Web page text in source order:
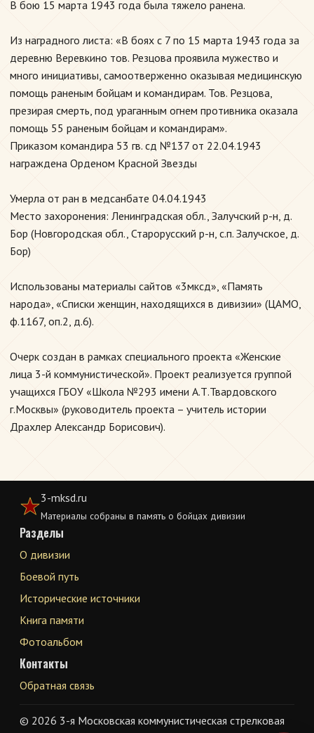
В бою 15 марта 1943 года была тяжело ранена.
Из наградного листа: «В боях с 7 по 15 марта 1943 года за
деревню Веревкино тов. Резцова проявила мужество и
много инициативы, самоотверженно оказывая медицинскую
помощь раненым бойцам и командирам. Тов. Резцова,
презирая смерть, под ураганным огнем противника оказала
помощь 55 раненым бойцам и командирам».
Приказом командира 53 гв. сд №137 от 22.04.1943
награждена Орденом Красной Звезды
Умерла от ран в медсанбате 04.04.1943
Место захоронения: Ленинградская обл., Залучский р-н, д.
Бор (Новгородская обл., Старорусский р-н, с.п. Залучское, д.
Бор)
Использованы материалы сайтов «3мксд», «Память
народа», «Списки женщин, находящихся в дивизии» (ЦАМО,
ф.1167, оп.2, д.6).
Очерк создан в рамках специального проекта «Женские
лица 3-й коммунистической». Проект реализуется группой
учащихся ГБОУ «Школа №293 имени А.Т.Твардовского
г.Москвы» (руководитель проекта – учитель истории
Драхлер Александр Борисович).
3-mksd.ru
Материалы собраны в память о бойцах дивизии
Разделы
О дивизии
Боевой путь
Исторические источники
Книга памяти
Фотоальбом
Контакты
Обратная связь
© 2026 3-я Московская коммунистическая стрелковая